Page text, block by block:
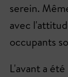
serein.
avec
occupants
L'avant a